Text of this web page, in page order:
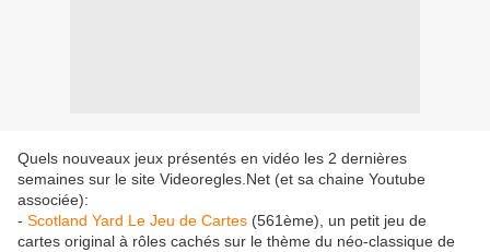
Quels nouveaux jeux présentés en vidéo les 2 dernières
semaines sur le site Videoregles.Net (et sa chaine Youtube
associée):
- Scotland Yard Le Jeu de Cartes (561ème), un petit jeu de
cartes original à rôles cachés sur le thème du néo-classique de